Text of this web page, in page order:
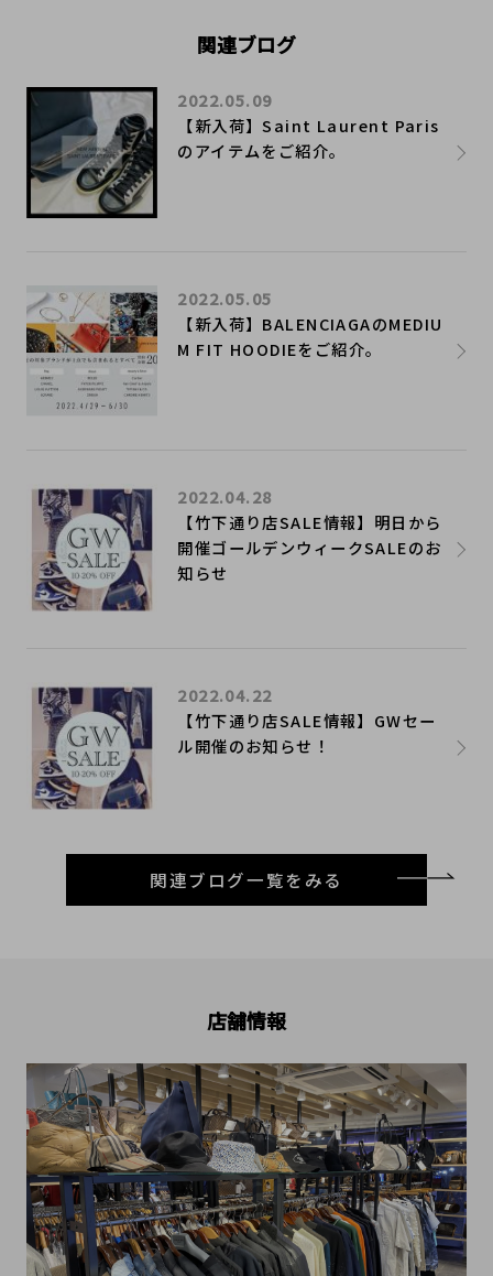
関連ブログ
【新入荷】Saint Laurent Paris
のアイテムをご紹介。
2022.05.09
【新入荷】BALENCIAGAのMEDIU
M FIT HOODIEをご紹介。
2022.05.05
【竹下通り店SALE情報】明日から
開催ゴールデンウィークSALEのお
知らせ
2022.04.28
【竹下通り店SALE情報】GWセー
ル開催のお知らせ！
2022.04.22
関連ブログ一覧をみる
店舗情報